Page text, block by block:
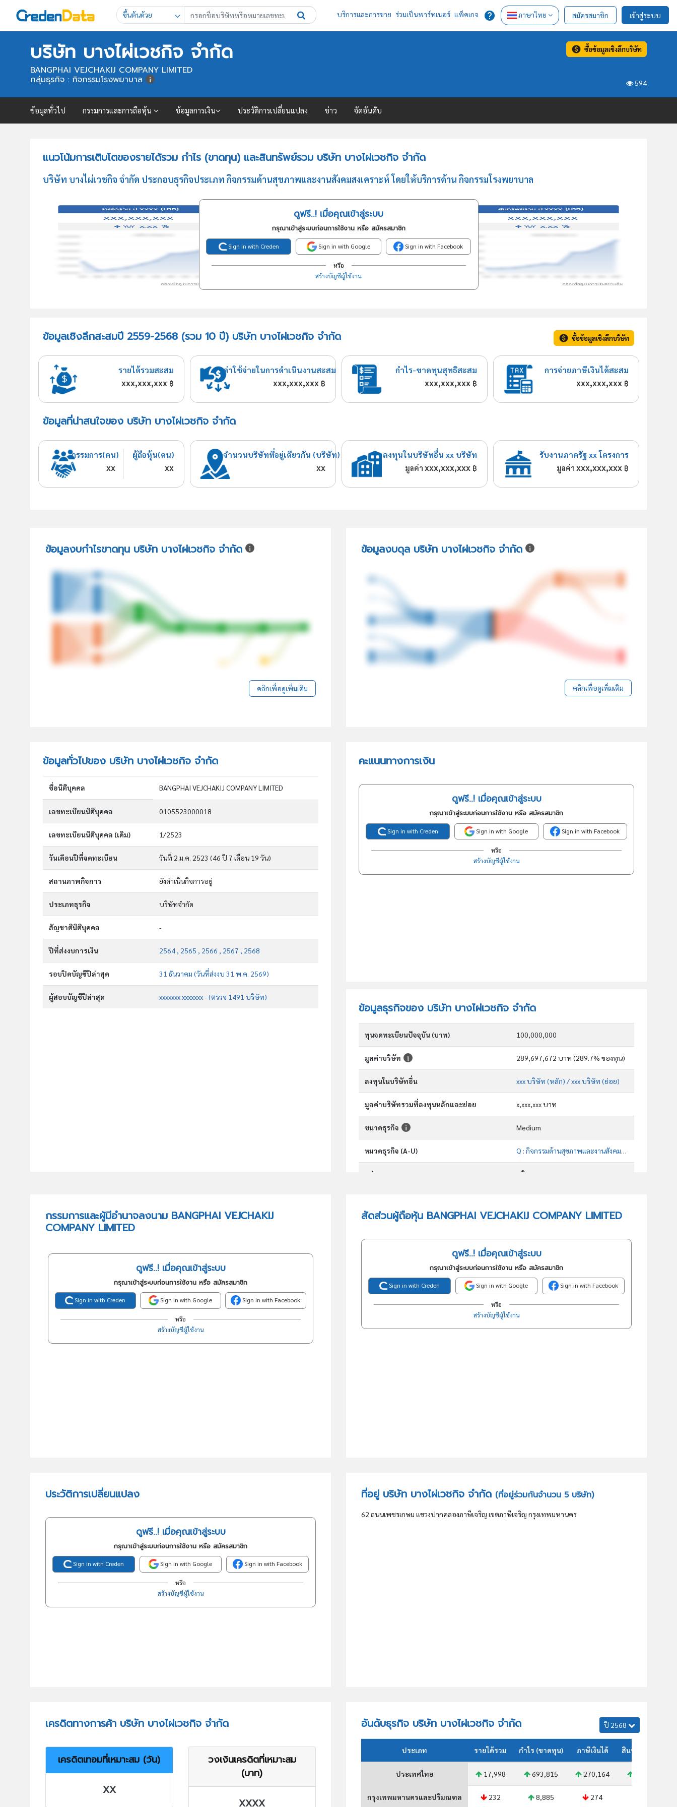
ขึ้นต้นด้วย บริการและการขาย ร่วมเป็นพาร์ทเนอร์ แพ็คเกจ ภาษาไทย สมัครสมาชิก เข้าสู่ระบบ
บริษัท บางไผ่เวชกิจ จำกัด ซื้อข้อมูลเชิงลึกบริษัท
BANGPHAI VEJCHAKIJ COMPANY LIMITED
594
กลุ่มธุรกิจ : กิจกรรมโรงพยาบาล
ข้อมูลทั่วไป กรรมการและการถือหุ้น ข้อมูลการเงิน ประวัติการเปลี่ยนแปลง ข่าว จัดอันดับ
แนวโน้มการเติบโตของรายได้รวม กำไร (ขาดทุน) และสินทรัพย์รวม บริษัท บางไผ่เวชกิจ จำกัด
บริษัท บางไผ่เวชกิจ จำกัด ประกอบธุรกิจประเภท กิจกรรมด้านสุขภาพและงานสังคมสงเคราะห์ โดยให้บริการด้าน กิจกรรมโรงพยาบาล
ดูฟรี..! เมื่อคุณเข้าสู่ระบบ
กรุณาเข้าสู่ระบบก่อนการใช้งาน หรือ สมัครสมาชิก
Sign in with Creden Sign in with Google Sign in with Facebook
หรือ
สร้างบัญชีผู้ใช้งาน
ข้อมูลเชิงลึกสะสมปี 2559-2568 (รวม 10 ปี) บริษัท บางไผ่เวชกิจ จำกัด ซื้อข้อมูลเชิงลึกบริษัท
รายได้รวมสะสม
xxx,xxx,xxx ฿
ค่าใช้จ่ายในการดำเนินงานสะสม
xxx,xxx,xxx ฿
กำไร-ขาดทุนสุทธิสะสม
xxx,xxx,xxx ฿
การจ่ายภาษีเงินได้สะสม
xxx,xxx,xxx ฿
ข้อมูลที่น่าสนใจของ บริษัท บางไผ่เวชกิจ จำกัด
กรรมการ(คน)
xx
ผู้ถือหุ้น(คน)
xx
จำนวนบริษัทที่อยู่เดียวกัน (บริษัท)
xx
ลงทุนในบริษัทอื่น xx บริษัท
มูลค่าxxx,xxx,xxx ฿
รับงานภาครัฐ xx โครงการ
มูลค่าxxx,xxx,xxx ฿
ข้อมูลงบกำไรขาดทุน บริษัท บางไผ่เวชกิจ จำกัด
คลิกเพื่อดูเพิ่มเติม
ข้อมูลงบดุล บริษัท บางไผ่เวชกิจ จำกัด
คลิกเพื่อดูเพิ่มเติม
ข้อมูลทั่วไปของ บริษัท บางไผ่เวชกิจ จำกัด
ชื่อนิติบุคคล BANGPHAI VEJCHAKIJ COMPANY LIMITED
เลขทะเบียนนิติบุคคล 0105523000018
เลขทะเบียนนิติบุคคล (เดิม) 1/2523
วันเดือนปีที่จดทะเบียน วันที่ 2 ม.ค. 2523 (46 ปี 7 เดือน 19 วัน)
สถานภาพกิจการ ยังดำเนินกิจการอยู่
ประเภทธุรกิจ บริษัทจำกัด
สัญชาตินิติบุคคล -
ปีที่ส่งงบการเงิน 2564 , 2565 , 2566 , 2567 , 2568
รอบปิดบัญชีปีล่าสุด 31 ธันวาคม (วันที่ส่งงบ 31 พ.ค. 2569)
ผู้สอบบัญชีปีล่าสุด xxxxxxx xxxxxxx - (ตรวจ 1491 บริษัท)
คะแนนทางการเงิน
ดูฟรี..! เมื่อคุณเข้าสู่ระบบ
กรุณาเข้าสู่ระบบก่อนการใช้งาน หรือ สมัครสมาชิก
Sign in with Creden Sign in with Google Sign in with Facebook
หรือ
สร้างบัญชีผู้ใช้งาน
ข้อมูลธุรกิจของ บริษัท บางไผ่เวชกิจ จำกัด
ทุนจดทะเบียนปัจจุบัน (บาท) 100,000,000
มูลค่าบริษัท 289,697,672 บาท (289.7% ของทุน)
ลงทุนในบริษัทอื่น xxx บริษัท (หลัก) / xxx บริษัท (ย่อย)
มูลค่าบริษัทรวมที่ลงทุนหลักและย่อย x,xxx,xxx บาท
ขนาดธุรกิจ Medium
หมวดธุรกิจ (A-U) Q : กิจกรรมด้านสุขภาพและงานสังคมสงเคราะห์
กลุ่มอุตสาหกรรม บริการ
อันดับธุรกิจในกลุ่มนี้
วัตถุประสงค์ ประกอบกิจการโรงพยาบาล รับผู้ป่วยทั่วไป ผู้ป่วยประกันสังคม และผู้ป่วยโครงการการประกันสุขภาพถ้วนหน้า
กรรมการและผู้มีอำนาจลงนาม BANGPHAI VEJCHAKIJ
COMPANY LIMITED
ดูฟรี..! เมื่อคุณเข้าสู่ระบบ
กรุณาเข้าสู่ระบบก่อนการใช้งาน หรือ สมัครสมาชิก
Sign in with Creden Sign in with Google Sign in with Facebook
หรือ
สร้างบัญชีผู้ใช้งาน
สัดส่วนผู้ถือหุ้น BANGPHAI VEJCHAKIJ COMPANY LIMITED
ดูฟรี..! เมื่อคุณเข้าสู่ระบบ
กรุณาเข้าสู่ระบบก่อนการใช้งาน หรือ สมัครสมาชิก
Sign in with Creden Sign in with Google Sign in with Facebook
หรือ
สร้างบัญชีผู้ใช้งาน
ประวัติการเปลี่ยนแปลง
ดูฟรี..! เมื่อคุณเข้าสู่ระบบ
กรุณาเข้าสู่ระบบก่อนการใช้งาน หรือ สมัครสมาชิก
Sign in with Creden Sign in with Google Sign in with Facebook
หรือ
สร้างบัญชีผู้ใช้งาน
ที่อยู่ บริษัท บางไผ่เวชกิจ จำกัด (ที่อยู่ร่วมกันจำนวน 5 บริษัท)
62 ถนนเพชรเกษม แขวงปากคลองภาษีเจริญ เขตภาษีเจริญ กรุงเทพมหานคร
เครดิตทางการค้า บริษัท บางไผ่เวชกิจ จำกัด
เครดิตเทอมที่เหมาะสม (วัน)
XX
วงเงินเครดิตที่เหมาะสม
(บาท)
XXXX
อันดับธุรกิจ บริษัท บางไผ่เวชกิจ จำกัด ปี 2568
ประเภท รายได้รวม กำไร (ขาดทุน) ภาษีเงินได้ สินทรัพย์รวม
ประเทศไทย 17,998 693,815 270,164
กรุงเทพมหานครและปริมณฑล 232 8,885 274